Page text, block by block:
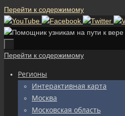
Перейти к содержимому
Перейти к содержимому
Регионы
Интерактивная карта
Москва
Московская область